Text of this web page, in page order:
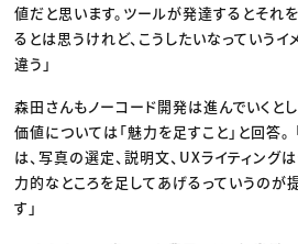
値だと思います。ツールが発達するとそれ
るとは思うけれど、こうしたいなっていう
違う」
森田さんもノーコード開発は進んでいくと
価値については「魅力を足すこと」と回答。
は、写真の選定、説明文、UXライティング
力的なところを足してあげるっていうのが
す」